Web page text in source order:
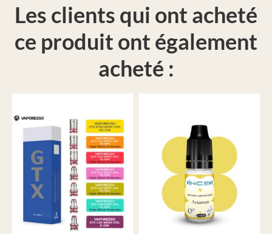
Les clients qui ont acheté
ce produit ont également
acheté :